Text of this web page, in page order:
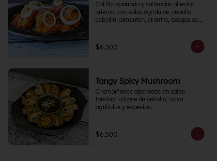
Coliflor apanada y salteadas al estilo
oriental con salsa agridulce, cebolla,
cebollín, pimentón, cilantro, rodajas de
$6.500
Tangy Spicy Mushroom
Champiñones apanados en salsa
tandoori a base de cebolla, salsa
agridulce y especias.
$6.500